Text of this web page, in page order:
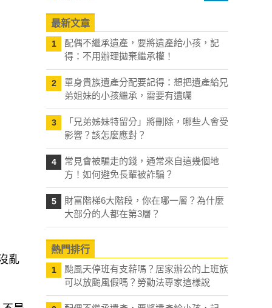
亂
最新文章
1
配偶不繼承遺產，要將遺產給小孩，記
得：不用辦理拋棄繼承權！
2
單身貴族遺產分配要記得：想把遺產給兄
弟姐妹的小孩繼承，需要有遺囑
3
「兄弟姊妹特留分」將刪除，哪些人會受
影響？該怎麼應對？
4
常見會被騙走的錢，通常來自這幾個地
方！如何避免長輩被詐騙？
5
財富階梯6大階段，你在哪一層？為什麼
大部分的人都在第3層？
熱門排行
1
颱風天停班有支薪嗎？居家辦公的上班族
可以放颱風假嗎？勞動法專家這樣說